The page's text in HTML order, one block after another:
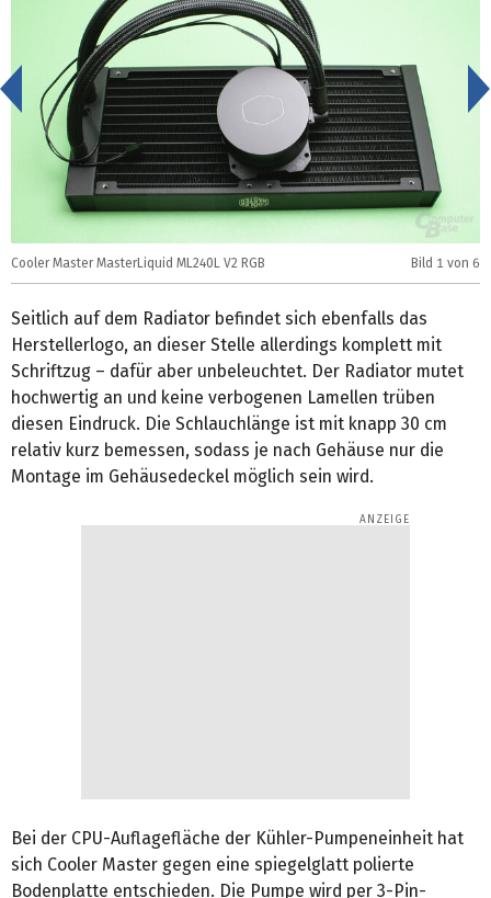
Cooler Master MasterLiquid ML240L V2 RGB Bild 1 von 6
<
Seitlich auf dem Radiator befindet sich ebenfalls das
Herstellerlogo, an dieser Stelle allerdings komplett mit
Schriftzug – dafür aber unbeleuchtet. Der Radiator mutet
hochwertig an und keine verbogenen Lamellen trüben
diesen Eindruck. Die Schlauchlänge ist mit knapp 30 cm
relativ kurz bemessen, sodass je nach Gehäuse nur die
Montage im Gehäusedeckel möglich sein wird.
Bei der CPU-Auflagefläche der Kühler-Pumpeneinheit hat
sich Cooler Master gegen eine spiegelglatt polierte
Bodenplatte entschieden. Die Pumpe wird per 3-Pin-